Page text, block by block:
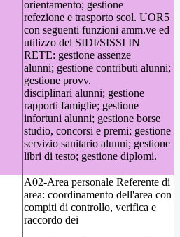
orientamento; gestione
refezione e trasporto scol. UOR5
con seguenti funzioni amm.ve ed
utilizzo del SIDI/SISSI IN
RETE: gestione assenze
alunni; gestione contributi alunni;
gestione provv.
disciplinari alunni; gestione
rapporti famiglie; gestione
infortuni alunni; gestione borse
studio, concorsi e premi; gestione
servizio sanitario alunni; gestione
libri di testo; gestione diplomi.
A02-Area personale Referente di
area: coordinamento dell'area con
compiti di controllo, verifica e
raccordo dei